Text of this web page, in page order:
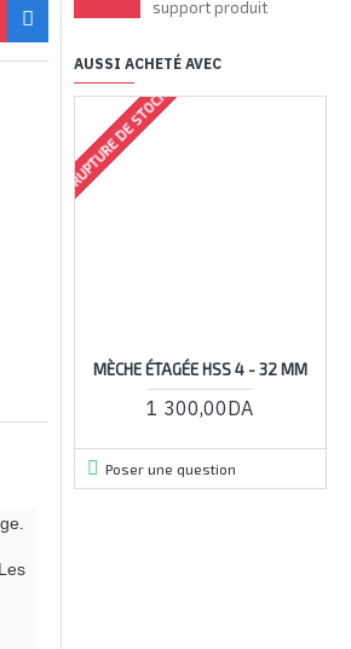
support produit
AUSSI ACHETÉ AVEC
RUPTURE DE STOCK
MÈCHE ÉTAGÉE HSS 4 - 32 MM
1 300,00DA
Poser une question